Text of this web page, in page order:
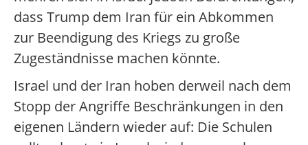
dass Trump dem Iran für ein Abkommen
zur Beendigung des Kriegs zu große
Zugeständnisse machen könnte.
Israel und der Iran hoben derweil nach dem
Stopp der Angriffe Beschränkungen in den
eigenen Ländern wieder auf: Die Schulen